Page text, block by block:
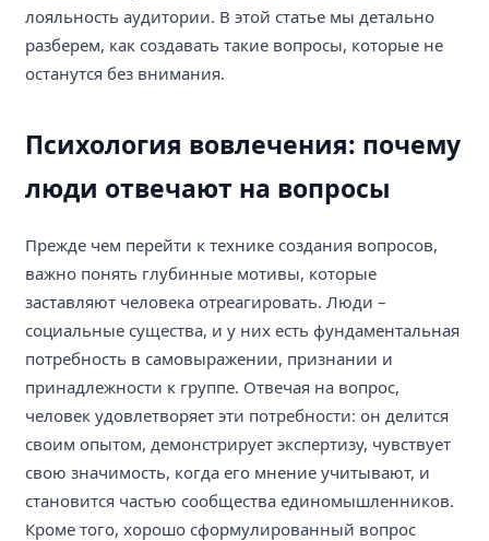
лояльность аудитории. В этой статье мы детально
разберем, как создавать такие вопросы, которые не
останутся без внимания.
Психология вовлечения: почему
люди отвечают на вопросы
Прежде чем перейти к технике создания вопросов,
важно понять глубинные мотивы, которые
заставляют человека отреагировать. Люди –
социальные существа, и у них есть фундаментальная
потребность в самовыражении, признании и
принадлежности к группе. Отвечая на вопрос,
человек удовлетворяет эти потребности: он делится
своим опытом, демонстрирует экспертизу, чувствует
свою значимость, когда его мнение учитывают, и
становится частью сообщества единомышленников.
Кроме того, хорошо сформулированный вопрос